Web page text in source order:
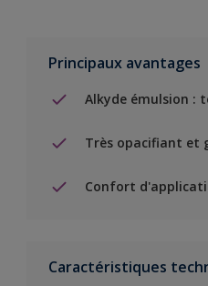
Principaux avantages
Alkyde émulsion :
Très opacifiant et
Confort
Caractéristiques